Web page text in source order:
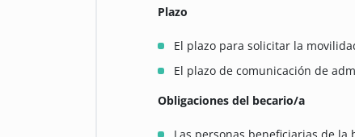
Plazo
El plazo para solicitar la
El plazo de comunicación de
Obligaciones del becario/a
Las personas beneficiarias de la